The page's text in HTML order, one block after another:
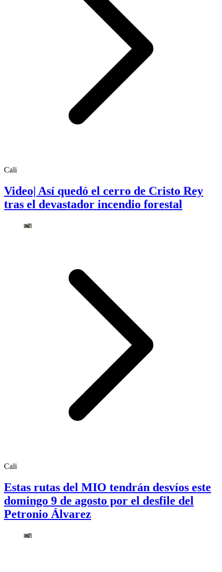
Cali
Video| Así quedó el cerro de Cristo Rey
tras el devastador incendio forestal
Cali
Estas rutas del MIO tendrán desvíos este
domingo 9 de agosto por el desfile del
Petronio Álvarez